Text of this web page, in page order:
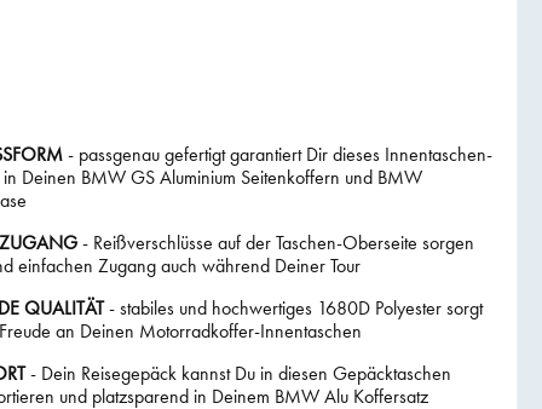
- passgenau gefertigt garantiert Dir dieses Innentaschen-
in Deinen BMW GS Aluminium Seitenkoffern und BMW
ZUGANG- Reißverschlüsse auf der Taschen-Oberseite sorgen
einfachen Zugang auch während Deiner Tour
QUALITÄT- stabiles und hochwertiges 1680D Polyester sorgt
an Deinen Motorradkoffer-Innentaschen
- Dein Reisegepäck kannst Du in diesen Gepäcktaschen
und platzsparend in Deinem BMW Alu Koffersatz